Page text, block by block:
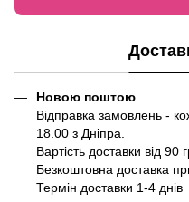
Новою поштою
Відправка замовлень -
18.00 з Дніпра.
Вартість доставки від 90
Безкоштовна доставка
Термін доставки 1-4 днів